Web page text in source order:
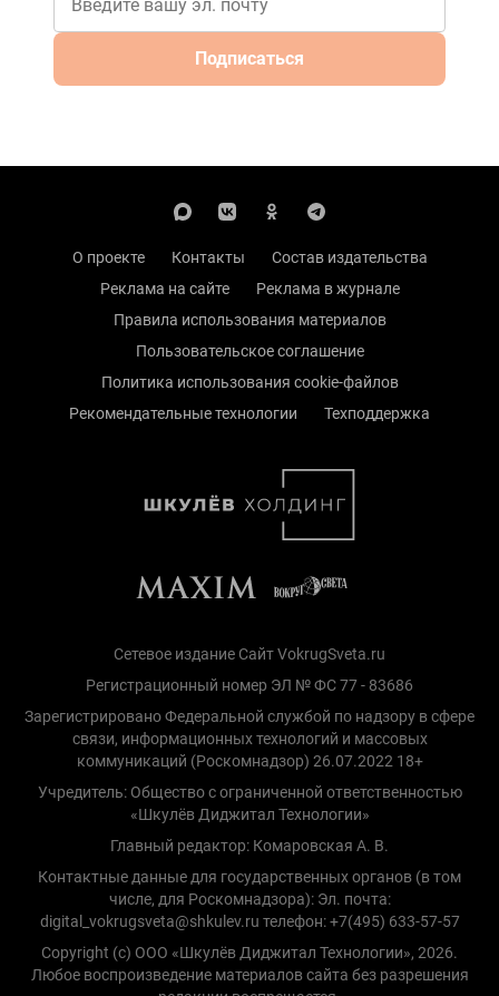
Подписаться
О проекте Контакты
Состав издательства
Реклама на сайте
Реклама в журнале
Правила использования материалов
Пользовательское соглашение
Политика использования cookie-файлов
Рекомендательные технологии
Техподдержка
Сетевое издание Сайт VokrugSveta.ru
Регистрационный номер ЭЛ № ФС 77 - 83686
Зарегистрировано Федеральной службой по надзору в сфере
связи, информационных технологий и массовых
коммуникаций (Роскомнадзор) 26.07.2022 18+
Учредитель: Общество с ограниченной ответственностью
«Шкулёв Диджитал Технологии»
Главный редактор: Комаровская А. В.
Контактные данные для государственных органов (в том
числе, для Роскомнадзора): Эл. почта:
digital_vokrugsveta@shkulev.ru телефон: +7(495) 633-57-57
Copyright (с) ООО «Шкулёв Диджитал Технологии», 2026.
Любое воспроизведение материалов сайта без разрешения